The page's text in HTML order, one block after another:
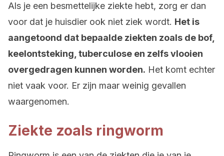
Als je een besmettelijke ziekte hebt, zorg er dan
voor dat je huisdier ook niet ziek wordt. Het is
aangetoond dat bepaalde ziekten zoals de bof,
keelontsteking, tuberculose en zelfs vlooien
overgedragen kunnen worden. Het komt echter
niet vaak voor. Er zijn maar weinig gevallen
waargenomen.
Ziekte zoals ringworm